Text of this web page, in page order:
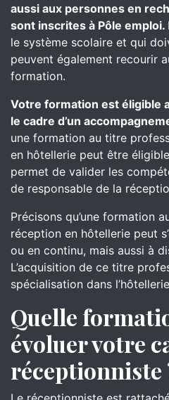
aussi aux personnes en
sont inscrites à Pôle emploi.
le système scolaire et qui
peuvent également recourir
formation.
Votre formation est éligible
le cadre d’un
une formation au titre
en hôtellerie peut être
permet de valider les
de responsable de la
Précisons qu’une formation
réception en hôtellerie peut
ou en continu, mais aussi à
L’acquisition de ce titre
spécialisation dans
Quelle
évoluer votre
réceptionniste